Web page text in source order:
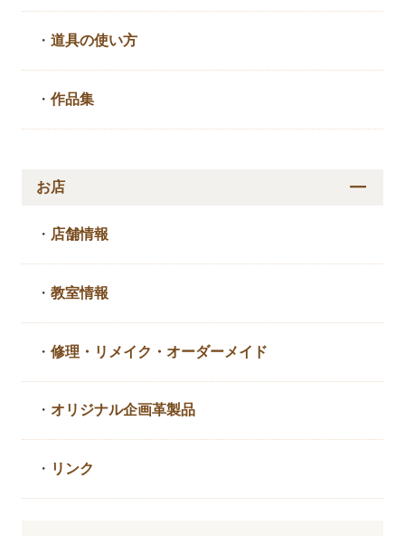
・道具の使い方
・作品集
お店
・ 店舗情報
・教室情報
・修理・リメイク・ オーダーメイド
・ オリジナル企画革製品
・ リンク